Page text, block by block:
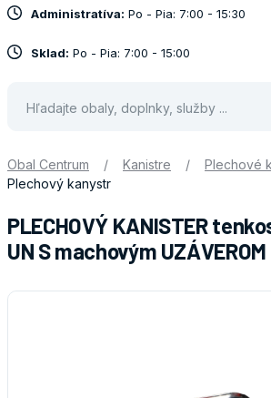
Administratíva: Po - Pia: 7:00 - 15:30
Sklad: Po - Pia: 7:00 - 15:00
Obal Centrum / Kanistre / Plechové
Plechový kanystr
PLECHOVÝ KANISTER
UN S machovým